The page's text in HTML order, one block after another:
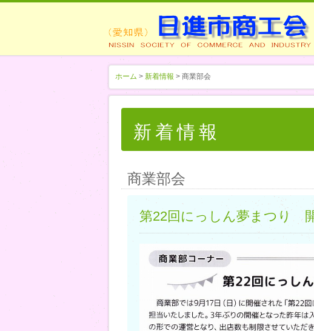
ホーム > 新着情報 > 商業部会
新着情報
商業部会
第22回にっしん夢まつり